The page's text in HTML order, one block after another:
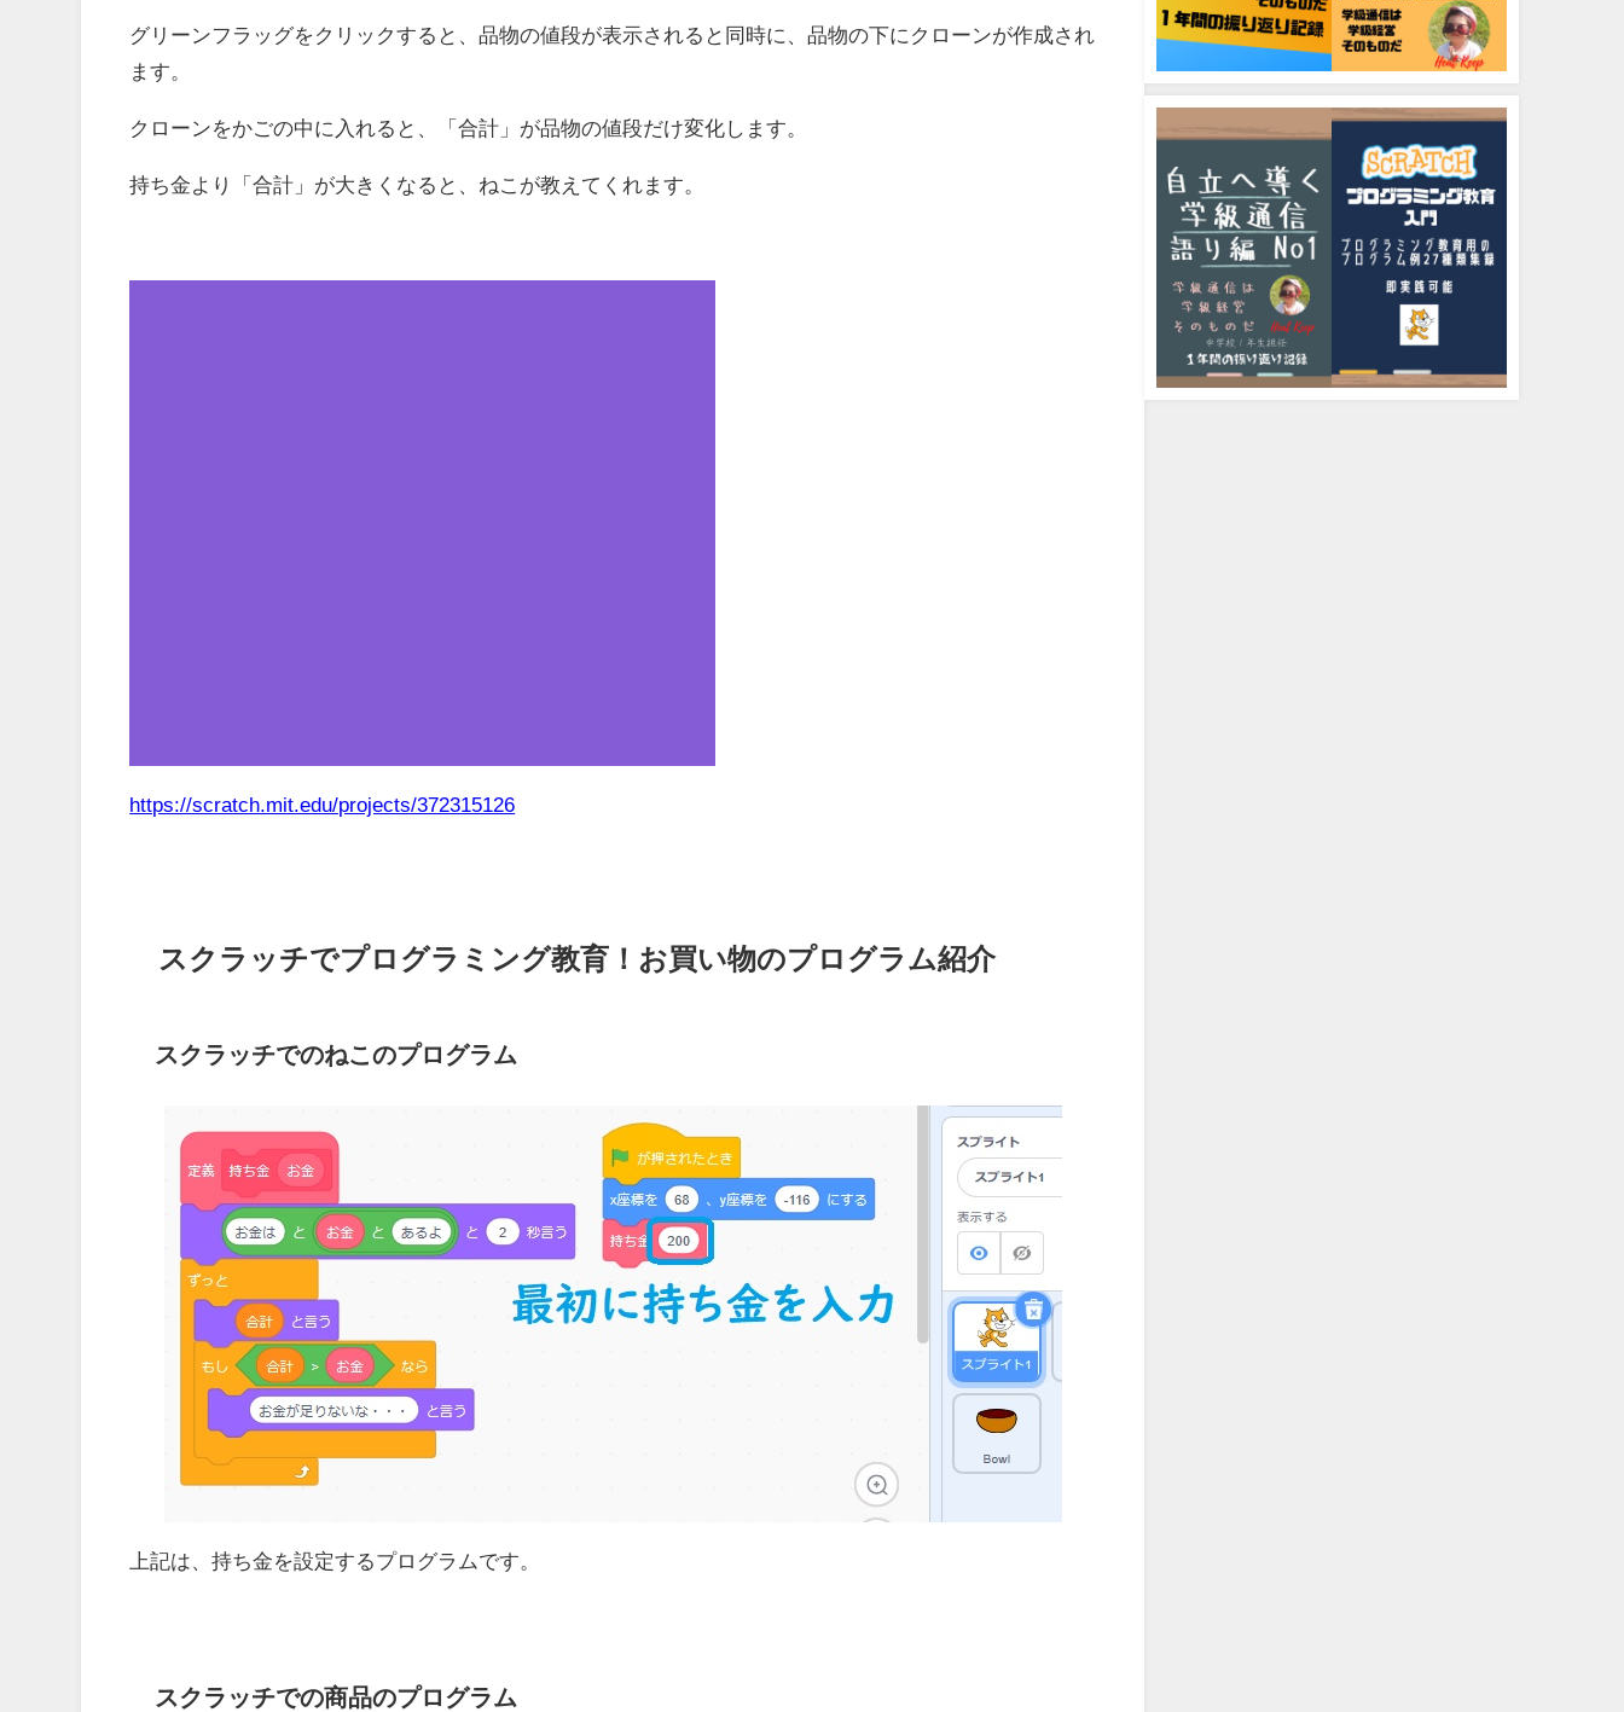
グリーンフラッグをクリックすると、品物の値段が表示されると同時に、品物の下にクローンが作成され
ます。
クローンをかごの中に入れると、「合計」が品物の値段だけ変化します。
持ち金より「合計」が大きくなると、ねこが教えてくれます。
https://scratch.mit.edu/projects/372315126
スクラッチでプログラミング教育！お買い物のプログラム紹介
スクラッチでのねこのプログラム
上記は、持ち金を設定するプログラムです。
スクラッチでの商品のプログラム